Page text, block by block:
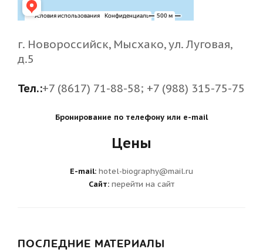
г. Новороссийск, Мысхако, ул. Луговая,
д.5
Тел.:+7 (8617) 71-88-58; +7 (988) 315-75-75
Бронирование по телефону или e-mail
Цены
E-mail: hotel-biography@mail.ru
Сайт: перейти на сайт
ПОСЛЕДНИЕ МАТЕРИАЛЫ